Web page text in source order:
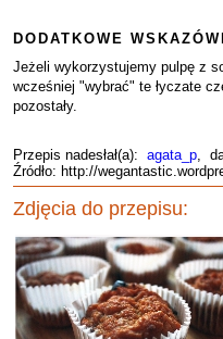
DODATKOWE
Jeżeli wykorzystujemy pulpę z
wcześniej "wybrać" te łyczate
pozostały.
Przepis nadesłał(a): agata_p,
Źródło: http://
Zdjęcia do przepisu: